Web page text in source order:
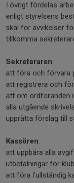
I övrigt fördelas
enligt styrelsens
skäl för avvikelser
tillkomma
Sekreteraren:
att föra och förvara
att registrera och
att om ordföranden
alla utgående
upprätta förslag till
Kassören:
att uppbära alla
utbetalningar för
att föra fullständig